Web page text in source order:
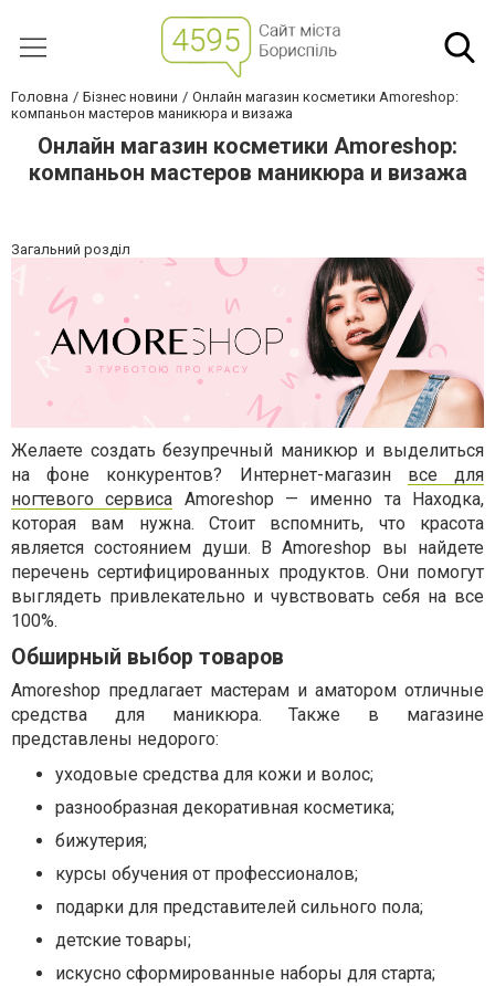
Головна Бізнес новини
Онлайн магазин косметики Amoreshop:
компаньон мастеров маникюра и визажа
Онлайн магазин косметики Amoreshop:
компаньон мастеров маникюра и визажа
Загальний розділ
Желаете создать безупречный маникюр и выделиться
на фоне конкурентов? Интернет-магазин все для
ногтевого сервиса Amoreshop — именно та Находка,
которая вам нужна. Стоит вспомнить, что красота
является состоянием души. В Amoreshop вы найдете
перечень сертифицированных продуктов. Они помогут
выглядеть привлекательно и чувствовать себя на все
100%.
Обширный выбор товаров
Amoreshop предлагает мастерам и аматором отличные
средства для маникюра. Также в магазине
представлены недорого:
уходовые средства для кожи и волос;
разнообразная декоративная косметика;
бижутерия;
курсы обучения от профессионалов;
подарки для представителей сильного пола;
детские товары;
искусно сформированные наборы для старта;